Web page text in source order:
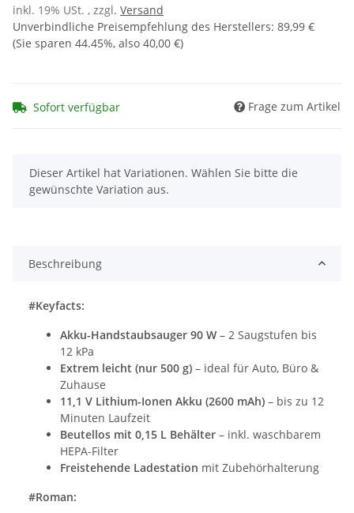
inkl. 19% USt. , zzgl. Versand
Unverbindliche Preisempfehlung des Herstellers: 89,99 €
(Sie sparen 44.45%, also 40,00 €)
Sofort verfügbar Frage zum Artikel
x
Dieser Artikel hat Variationen. Wählen Sie bitte die
gewünschte Variation aus.
Beschreibung
#Keyfacts:
Akku-Handstaubsauger 90 W – 2 Saugstufen bis
12 kPa
Extrem leicht (nur 500 g) – ideal für Auto, Büro &
Zuhause
11,1 V Lithium-Ionen Akku (2600 mAh) – bis zu 12
Minuten Laufzeit
Beutellos mit 0,15 L Behälter – inkl. waschbarem
HEPA-Filter
Freistehende Ladestation mit Zubehörhalterung
#Roman: